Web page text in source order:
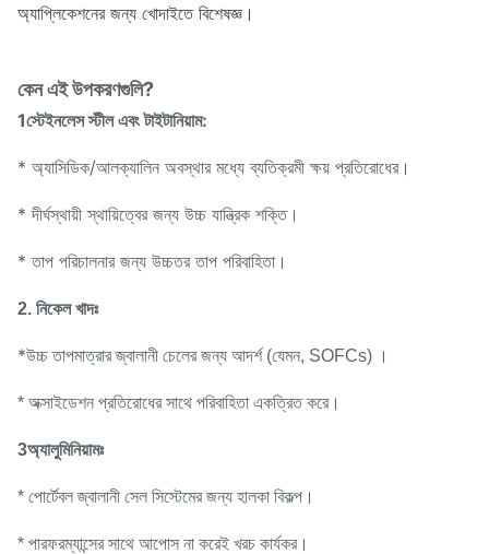
অ্যাপ্লিকেশনের জন্য খোদাইতে বিশেষজ্ঞ।
কেন এই উপকরণগুলি?
1স্টেইনলেস স্টীল এবং টাইটানিয়াম:
* অ্যাসিডিক/আলক্যালিন অবস্থার মধ্যে ব্যতিক্রমী ক্ষয় প্রতিরোধের।
* দীর্ঘস্থায়ী স্থায়িত্বের জন্য উচ্চ যান্ত্রিক শক্তি।
* তাপ পরিচালনার জন্য উচ্চতর তাপ পরিবাহিতা।
2. নিকেল খাদঃ
*উচ্চ তাপমাত্রার জ্বালানী চেলের জন্য আদর্শ (যেমন, SOFCs) ।
* অক্সাইডেশন প্রতিরোধের সাথে পরিবাহিতা একত্রিত করে।
3অ্যালুমিনিয়ামঃ
* পোর্টেবল জ্বালানী সেল সিস্টেমের জন্য হালকা বিকল্প।
* পারফরম্যান্সের সাথে আপোস না করেই খরচ কার্যকর।